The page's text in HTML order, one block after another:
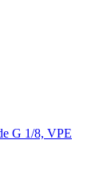
G 1/8, VPE